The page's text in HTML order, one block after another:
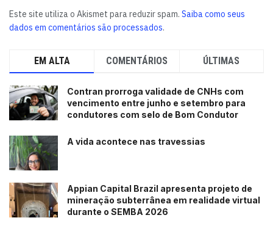
Este site utiliza o Akismet para reduzir spam. Saiba como seus
dados em comentários são processados.
EM ALTA COMENTÁRIOS ÚLTIMAS
Contran prorroga validade de CNHs com
vencimento entre junho e setembro para
condutores com selo de Bom Condutor
A vida acontece nas travessias
Appian Capital Brazil apresenta projeto de
mineração subterrânea em realidade virtual
durante o SEMBA 2026